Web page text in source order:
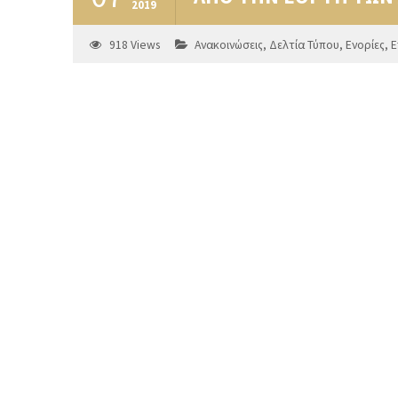
2019
918 Views Ανακοινώσεις, Δελτία Τύπου, Ενορίες,